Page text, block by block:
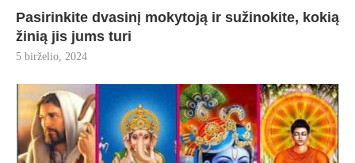
Pasirinkite dvasinį mokytoją ir sužinokite, kokią
žinią jis jums turi
5 birželio, 2024